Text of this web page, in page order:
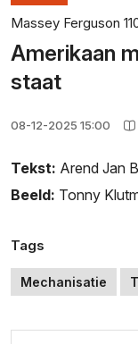
Massey Ferguson
Amerikaan
staat
08-12-2025 15:00
Tekst: Arend Jan
Beeld: Tonny
Tags
Mechanisatie